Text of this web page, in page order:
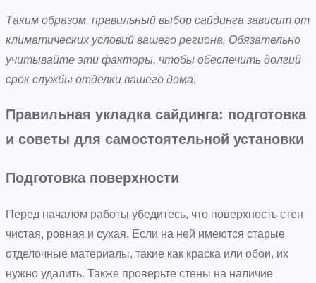
Таким образом, правильный выбор сайдинга зависит от
климатических условий вашего региона. Обязательно
учитывайте эти факторы, чтобы обеспечить долгий
срок службы отделки вашего дома.
Правильная укладка сайдинга: подготовка
и советы для самостоятельной установки
Подготовка поверхности
Перед началом работы убедитесь, что поверхность стен
чистая, ровная и сухая. Если на ней имеются старые
отделочные материалы, такие как краска или обои, их
нужно удалить. Также проверьте стены на наличие